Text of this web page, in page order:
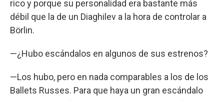
rico y porque su personalidad era bastante más
débil que la de un Diaghilev a la hora de controlar a
Börlin.
—¿Hubo escándalos en algunos de sus estrenos?
—Los hubo, pero en nada comparables a los de los
Ballets Russes. Para que haya un gran escándalo